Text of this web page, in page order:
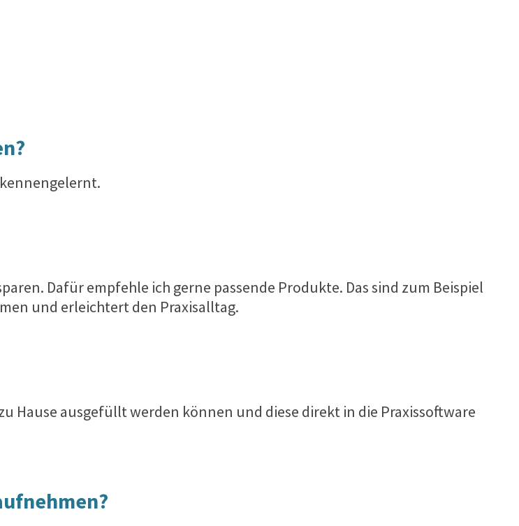
Dafür empfehle ich gerne passende Produkte. Das sind zum Beispiel
und erleichtert den Praxisalltag.
Hause ausgefüllt werden können und diese direkt in die Praxissoftware